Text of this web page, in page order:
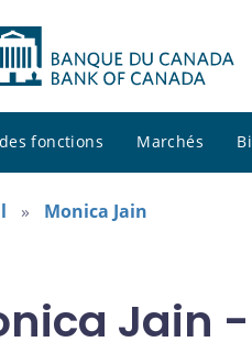
fonctions Marchés
Monica Jain
Jain